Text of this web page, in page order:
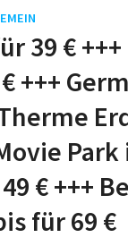
39 €
+++
€ +++
für 69 €